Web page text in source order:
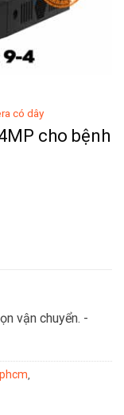
có dây
cho bệnh
viện (SILVER
vận chuyển. -